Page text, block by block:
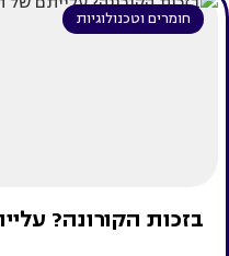
חומרים וטכנולוגיות
בזכות הקורונה?